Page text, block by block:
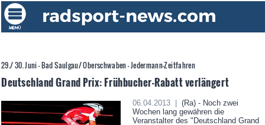
29./ 30. Juni - Bad Saulgau/ Oberschwaben - Jedermann-Zeitfahren
Deutschland Grand Prix: Frühbucher-Rabatt verlängert
06.04.2013 |
(Ra) - Noch zwei
Wochen lang gewähren die
Veranstalter des "Deutschland Grand